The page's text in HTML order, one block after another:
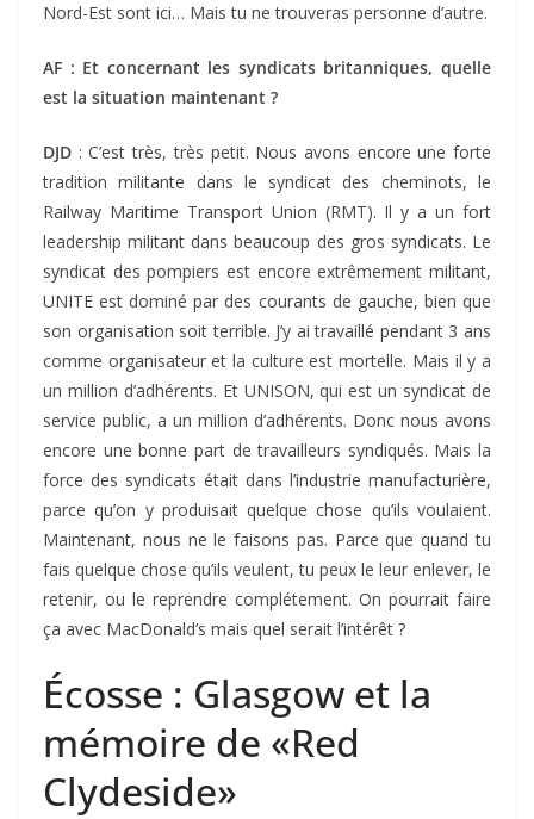
Nord-Est sont ici… Mais tu ne trouveras personne d’autre.
AF : Et concernant les syndicats britanniques, quelle
est la situation maintenant ?
DJD : C’est très, très petit. Nous avons encore une forte
tradition militante dans le syndicat des cheminots, le
Railway Maritime Transport Union (RMT). Il y a un fort
leadership militant dans beaucoup des gros syndicats. Le
syndicat des pompiers est encore extrêmement militant,
UNITE est dominé par des courants de gauche, bien que
son organisation soit terrible. J’y ai travaillé pendant 3 ans
comme organisateur et la culture est mortelle. Mais il y a
un million d’adhérents. Et UNISON, qui est un syndicat de
service public, a un million d’adhérents. Donc nous avons
encore une bonne part de travailleurs syndiqués. Mais la
force des syndicats était dans l’industrie manufacturière,
parce qu’on y produisait quelque chose qu’ils voulaient.
Maintenant, nous ne le faisons pas. Parce que quand tu
fais quelque chose qu’ils veulent, tu peux le leur enlever, le
retenir, ou le reprendre complétement. On pourrait faire
ça avec MacDonald’s mais quel serait l’intérêt ?
Écosse : Glasgow et la
mémoire de «Red
Clydeside»